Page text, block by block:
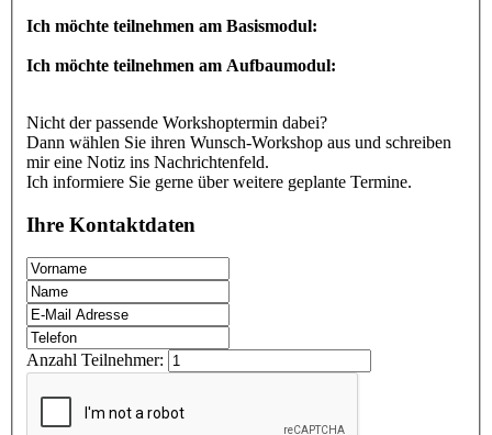
Ich möchte teilnehmen am Basismodul:
Ich möchte teilnehmen am Aufbaumodul:
Nicht der passende Workshoptermin dabei?
Dann wählen Sie ihren Wunsch-Workshop aus und schreiben
mir eine Notiz ins Nachrichtenfeld.
Ich informiere Sie gerne über weitere geplante Termine.
Ihre Kontaktdaten
Anzahl Teilnehmer: